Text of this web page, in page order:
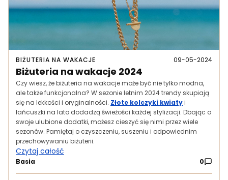
BIŻUTERIA NA WAKACJE 09-05-2024
Biżuteria na wakacje 2024
Czy wiesz, że biżuteria na wakacje może być nie tylko modna,
ale także funkcjonalna? W sezonie letnim 2024 trendy skupiają
się na lekkości i oryginalności. Złote kolczyki kwiatyi
łańcuszki na lato dodadzą świeżości każdej stylizacji. Dbając o
swoje ulubione dodatki, możesz cieszyć się nimi przez wiele
sezonów. Pamiętaj o czyszczeniu, suszeniu i odpowiednim
przechowywaniu biżuterii.
Czytaj całość
Basia 0